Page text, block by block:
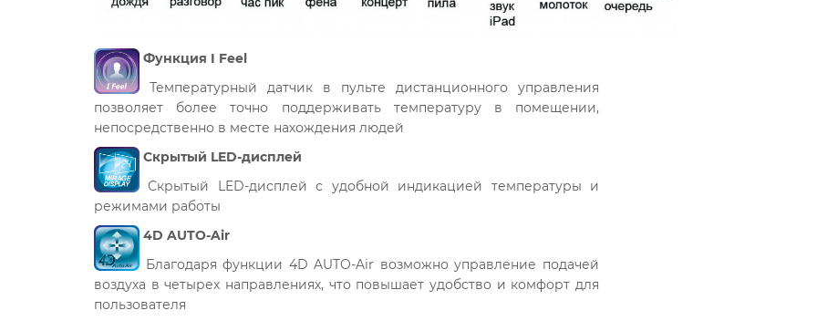
Функция I Feel
Температурный датчик в пульте дистанционного управления
позволяет более точно поддерживать температуру в помещении,
непосредственно в месте нахождения людей
Скрытый LED-дисплей
Скрытый LED-дисплей с удобной индикацией температуры и
режимами работы
4D AUTO-Air
Благодаря функции 4D AUTO-Air возможно управление подачей
воздуха в четырех направлениях, что повышает удобство и комфорт для
пользователя